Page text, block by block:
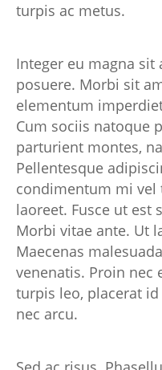
turpis ac metus.
Integer eu magna
posuere. Morbi sit
elementum
Cum sociis natoque
parturient montes,
Pellentesque
condimentum mi vel
laoreet. Fusce ut est
Morbi vitae ante. Ut
Maecenas
venenatis. Proin nec
turpis leo, placerat
nec arcu.